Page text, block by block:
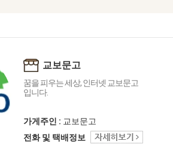
교보문고
꿈을 피우는 세상, 인터넷 교보문고
입니다.
가게주인 : 교보문고
전화 및 택배정보